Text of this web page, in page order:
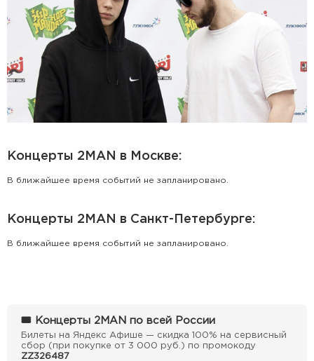
Концерты 2MAN в Москве:
В ближайшее время событий не запланировано.
Концерты 2MAN в Санкт-Петербурге:
В ближайшее время событий не запланировано.
🎟 Концерты 2MAN по всей России
Билеты на Яндекс Афише — скидка 100% на сервисный
сбор (при покупке от 3 000 руб.) по промокоду
ZZ326487